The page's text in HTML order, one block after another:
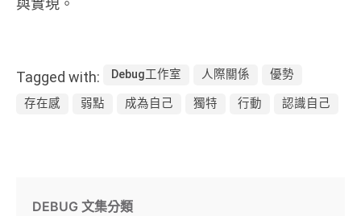
與實現。
Tagged with: Debug工作室 人際關係 優勢
存在感 弱點 成為自己 獨特 行動 認識自己
DEBUG 文集分類